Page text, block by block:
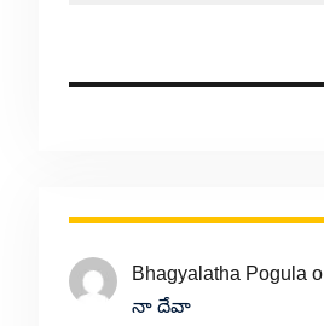
Bhagyalatha Pogula
నా దేవా